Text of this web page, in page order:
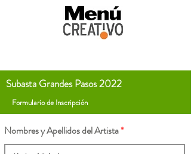
Subasta Grandes Pasos 2022
Formulario de Inscripción
Nombres y Apellidos del Artista